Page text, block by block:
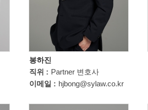
봉하진
직위 : Partner 변호사
이메일 : hjbong@sylaw.co.kr